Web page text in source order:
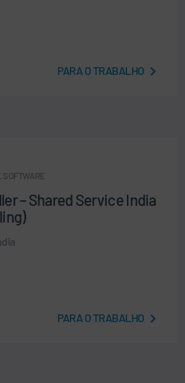
PARA O TRABALHO
– Shared Service India
PARA O TRABALHO